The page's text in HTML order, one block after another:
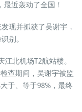
近轰动了全国！
现并抓获了吴谢宇，
别。
北机场T2航站楼。
查期间，吴谢宇被监
于、等于98%，最终